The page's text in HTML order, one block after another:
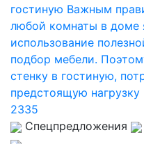
гостиную Важным
любой комнаты в доме
использование
подбор мебели.
стенку в гостиную,
предстоящую нагрузку
2335
Спецпредложения